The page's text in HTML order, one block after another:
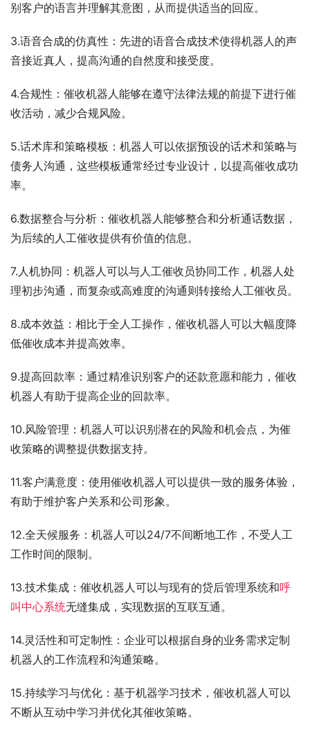
别客户的语言并理解其意图，从而提供适当的回应。
3.语音合成的仿真性：先进的语音合成技术使得机器人的声
音接近真人，提高沟通的自然度和接受度。
4.合规性：催收机器人能够在遵守法律法规的前提下进行催
收活动，减少合规风险。
5.话术库和策略模板：机器人可以依据预设的话术和策略与
债务人沟通，这些模板通常经过专业设计，以提高催收成功
率。
6.数据整合与分析：催收机器人能够整合和分析通话数据，
为后续的人工催收提供有价值的信息。
7.人机协同：机器人可以与人工催收员协同工作，机器人处
理初步沟通，而复杂或高难度的沟通则转接给人工催收员。
8.成本效益：相比于全人工操作，催收机器人可以大幅度降
低催收成本并提高效率。
9.提高回款率：通过精准识别客户的还款意愿和能力，催收
机器人有助于提高企业的回款率。
10.风险管理：机器人可以识别潜在的风险和机会点，为催
收策略的调整提供数据支持。
11.客户满意度：使用催收机器人可以提供一致的服务体验，
有助于维护客户关系和公司形象。
12.全天候服务：机器人可以24/7不间断地工作，不受人工
工作时间的限制。
13.技术集成：催收机器人可以与现有的贷后管理系统和呼
叫中心系统无缝集成，实现数据的互联互通。
14.灵活性和可定制性：企业可以根据自身的业务需求定制
机器人的工作流程和沟通策略。
15.持续学习与优化：基于机器学习技术，催收机器人可以
不断从互动中学习并优化其催收策略。